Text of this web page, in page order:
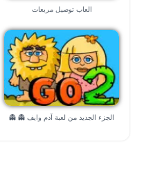
العاب توصيل مربعات
الجزء الجديد من لعبة آدم وايف 👻 👻